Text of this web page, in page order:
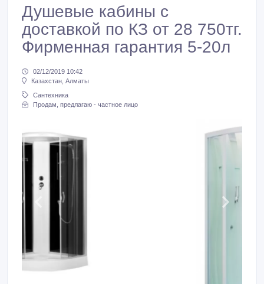
Душевые кабины с
доставкой по КЗ от 28 750тг.
Фирменная гарантия 5-20л
02/12/2019 10:42
Казахстан, Алматы
Сантехника
Продам, предлагаю - частное лицо